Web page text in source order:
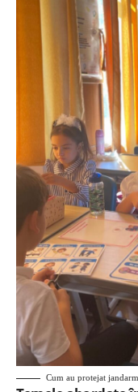
Cum au protejat